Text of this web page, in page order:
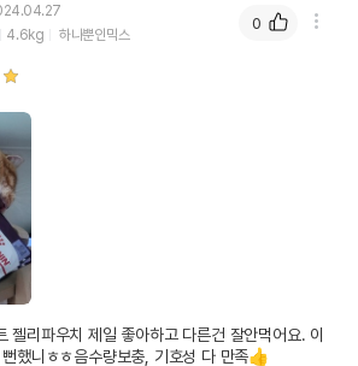
4.6kg 하나뿐인믹스
젤리파우치 제일 좋아하고 다른건 잘안먹어요. 이
했니ㅎㅎ음수량보충, 기호성 다 만족👍
0